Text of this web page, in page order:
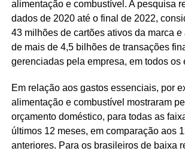
alimentação e combustível. A pesquisa
dados de 2020 até o final de 2022,
43 milhões de cartões ativos da marca e
de mais de 4,5 bilhões de transações
gerenciadas pela empresa, em todos os
Em relação aos gastos essenciais, por
alimentação e combustível mostraram
orçamento doméstico, para todas as
últimos 12 meses, em comparação aos
anteriores. Para os brasileiros de baixa